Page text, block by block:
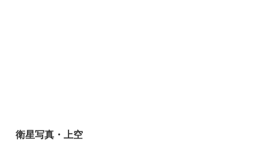
衛星写真・上空